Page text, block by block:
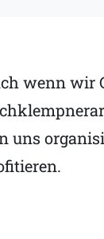
wenn wir
uns